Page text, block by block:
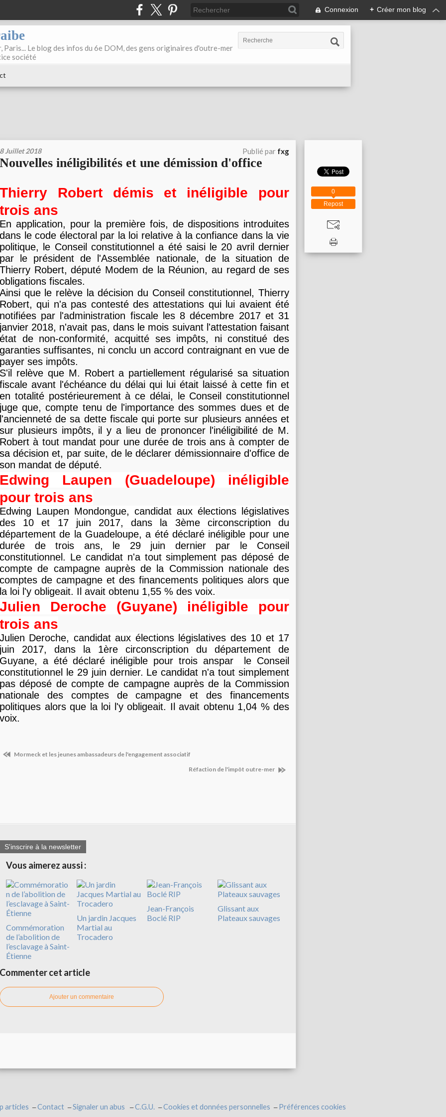
Connexion + Créer mon blog
Paris... Le blog des infos du 6e DOM, des gens originaires d'outre-mer
société
8 Juillet 2018 Publié par fxg
Nouvelles inéligibilités et une démission d'office
Thierry Robert démis et inéligible pour
trois ans
En application, pour la première fois, de dispositions introduites
dans le code électoral par la loi relative à la confiance dans la vie
politique, le Conseil constitutionnel a été saisi le 20 avril dernier
par le président de l'Assemblée nationale, de la situation de
Thierry Robert, député Modem de la Réunion, au regard de ses
obligations fiscales.
Ainsi que le relève la décision du Conseil constitutionnel, Thierry
Robert, qui n'a pas contesté des attestations qui lui avaient été
notifiées par l'administration fiscale les 8 décembre 2017 et 31
janvier 2018, n'avait pas, dans le mois suivant l'attestation faisant
état de non-conformité, acquitté ses impôts, ni constitué des
garanties suffisantes, ni conclu un accord contraignant en vue de
payer ses impôts.
S'il relève que M. Robert a partiellement régularisé sa situation
fiscale avant l'échéance du délai qui lui était laissé à cette fin et
en totalité postérieurement à ce délai, le Conseil constitutionnel
juge que, compte tenu de l'importance des sommes dues et de
l'ancienneté de sa dette fiscale qui porte sur plusieurs années et
sur plusieurs impôts, il y a lieu de prononcer l'inéligibilité de M.
Robert à tout mandat pour une durée de trois ans à compter de
sa décision et, par suite, de le déclarer démissionnaire d'office de
son mandat de député.
Edwing Laupen (Guadeloupe) inéligible
pour trois ans
Edwing Laupen Mondongue, candidat aux élections législatives
des 10 et 17 juin 2017, dans la 3ème circonscription du
département de la Guadeloupe, a été déclaré inéligible pour une
durée de trois ans, le 29 juin dernier par le Conseil
constitutionnel. Le candidat n'a tout simplement pas déposé de
compte de campagne auprès de la Commission nationale des
comptes de campagne et des financements politiques alors que
la loi l'y obligeait. Il avait obtenu 1,55 % des voix.
Julien Deroche (Guyane) inéligible pour
trois ans
Julien Deroche, candidat aux élections législatives des 10 et 17
juin 2017, dans la 1ère circonscription du département de
Guyane, a été déclaré inéligible pour trois anspar le Conseil
constitutionnel le 29 juin dernier. Le candidat n'a tout simplement
pas déposé de compte de campagne auprès de la Commission
nationale des comptes de campagne et des financements
politiques alors que la loi l'y obligeait. Il avait obtenu 1,04 % des
voix.
Mormeck et les jeunes ambassadeurs de l'engagement associatif
Réfaction de l'impôt outre-mer
S'inscrire à la newsletter
Vous aimerez aussi :
Commémoration
de l’abolition de
l’esclavage à Saint-
Étienne
Un jardin Jacques
Martial au
Trocadero
Jean-François
Boclé RIP
Glissant aux
Plateaux sauvages
Commenter cet article
Ajouter un commentaire
Repost
0
articles Contact Signaler un abus C.G.U. Cookies et données personnelles Préférences cookies